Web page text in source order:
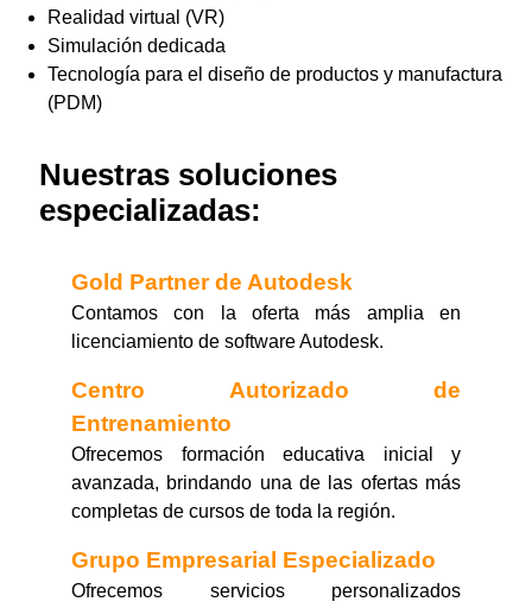
Realidad virtual (VR)
Simulación dedicada
Tecnología para el diseño de productos y manufactura
(PDM)
Nuestras soluciones
especializadas:
Gold Partner de Autodesk
Contamos con la oferta más amplia en
licenciamiento de software Autodesk.
Centro Autorizado de
Entrenamiento
Ofrecemos formación educativa inicial y
avanzada, brindando una de las ofertas más
completas de cursos de toda la región.
Grupo Empresarial Especializado
Ofrecemos servicios personalizados